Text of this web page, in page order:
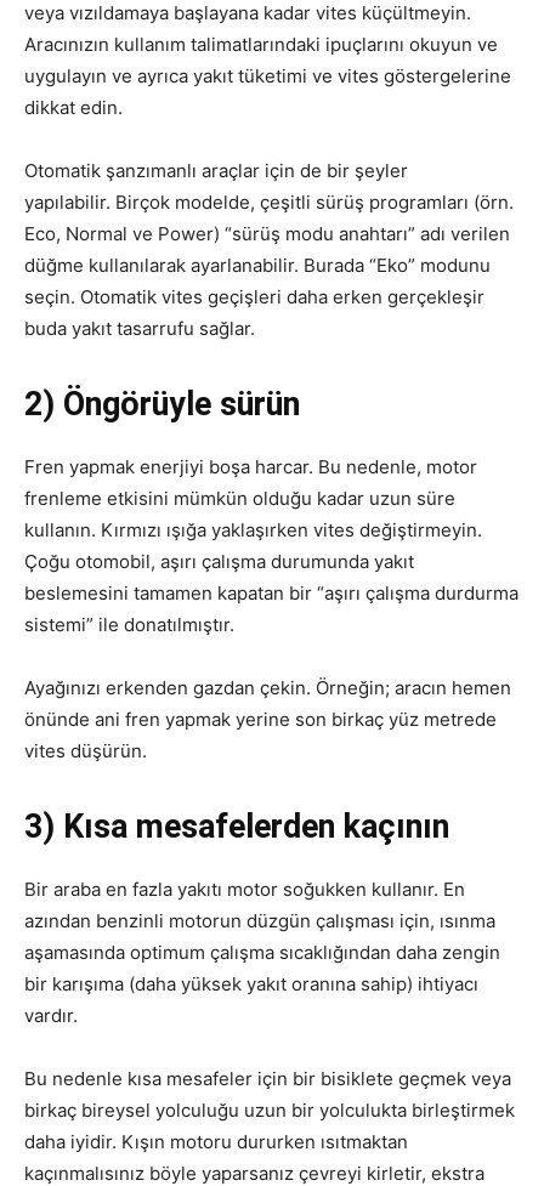
veya vızıldamaya başlayana kadar vites küçültmeyin.
Aracınızın kullanım talimatlarındaki ipuçlarını okuyun ve
uygulayın ve ayrıca yakıt tüketimi ve vites göstergelerine
dikkat edin.
Otomatik şanzımanlı araçlar için de bir şeyler
yapılabilir. Birçok modelde, çeşitli sürüş programları (örn.
Eco, Normal ve Power) “sürüş modu anahtarı” adı verilen
düğme kullanılarak ayarlanabilir. Burada “Eko” modunu
seçin. Otomatik vites geçişleri daha erken gerçekleşir
buda yakıt tasarrufu sağlar.
2) Öngörüyle sürün
Fren yapmak enerjiyi boşa harcar. Bu nedenle, motor
frenleme etkisini mümkün olduğu kadar uzun süre
kullanın. Kırmızı ışığa yaklaşırken vites değiştirmeyin.
Çoğu otomobil, aşırı çalışma durumunda yakıt
beslemesini tamamen kapatan bir “aşırı çalışma durdurma
sistemi” ile donatılmıştır.
Ayağınızı erkenden gazdan çekin. Örneğin; aracın hemen
önünde ani fren yapmak yerine son birkaç yüz metrede
vites düşürün.
3) Kısa mesafelerden kaçının
Bir araba en fazla yakıtı motor soğukken kullanır. En
azından benzinli motorun düzgün çalışması için, ısınma
aşamasında optimum çalışma sıcaklığından daha zengin
bir karışıma (daha yüksek yakıt oranına sahip) ihtiyacı
vardır.
Bu nedenle kısa mesafeler için bir bisiklete geçmek veya
birkaç bireysel yolculuğu uzun bir yolculukta birleştirmek
daha iyidir. Kışın motoru dururken ısıtmaktan
kaçınmalısınız böyle yaparsanız çevreyi kirletir, ekstra